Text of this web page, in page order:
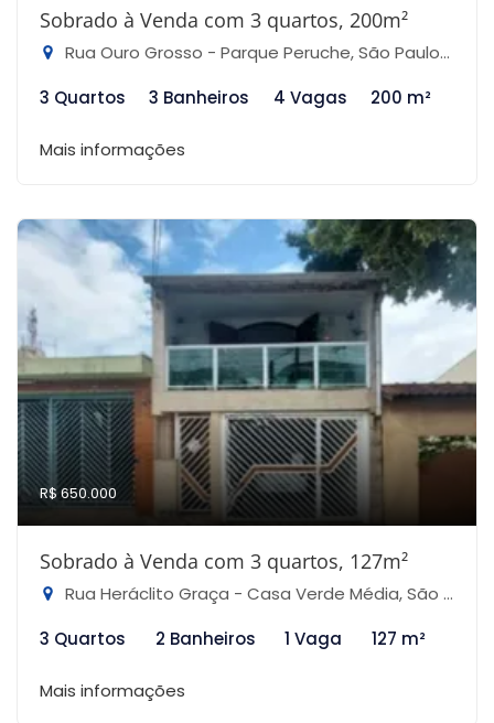
Sobrado à Venda com 3 quartos, 200m²
Rua Ouro Grosso - Parque Peruche, São Paulo-SP
3 Quartos
3 Banheiros 4 Vagas 200 m²
Mais informações
R$ 650.000
Sobrado à Venda com 3 quartos, 127m²
Rua Heráclito Graça - Casa Verde Média, São Paulo-SP
3 Quartos
2 Banheiros 1 Vaga 127 m²
Mais informações